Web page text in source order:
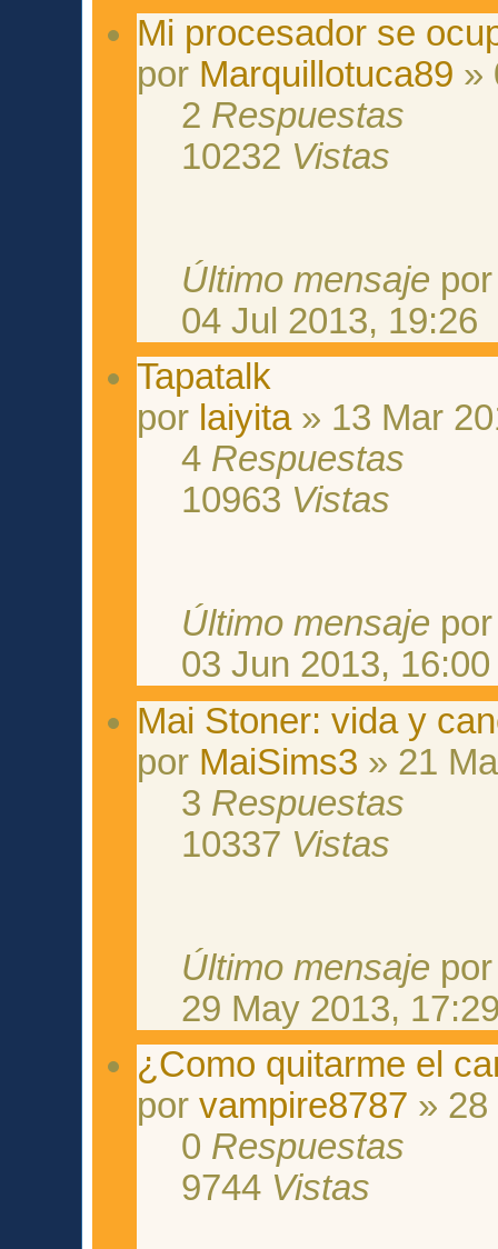
Mi procesador se
por Marquillotuca89 »
2 Respuestas
10232 Vistas
Último mensaje
04 Jul 2013, 19:26
Tapatalk
por laiyita» 13 Mar
4 Respuestas
10963 Vistas
Último mensaje
03 Jun 2013, 16:00
Mai Stoner: vida y
por MaiSims3 » 21
3 Respuestas
10337 Vistas
Último mensaje
29 May 2013,
¿Como quitarme el
porvampire8787 » 28
0 Respuestas
9744 Vistas